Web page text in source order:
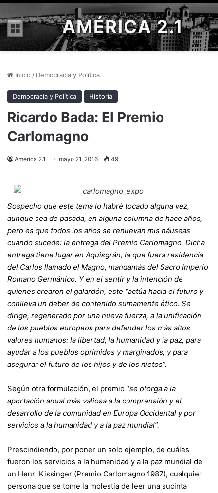
Menú AMÉRICA 2.1
Inicio / Democracia y Política
Democracia y Política Historia
Ricardo Bada: El Premio
Carlomagno
America 2.1 mayo 21, 2016 49
Sospecho que este tema lo habré tocado alguna vez,
aunque sea de pasada, en alguna columna de hace años,
pero es que todos los años se renuevan mis náuseas
cuando sucede: la entrega del Premio Carlomagno. Dicha
entrega tiene lugar en Aquisgrán, la que fuera residencia
del Carlos llamado el Magno, mandamás del Sacro Imperio
Romano Germánico. Y en el sentir y la intención de
quienes crearon el galardón, este “actúa hacia el futuro y
conlleva un deber de contenido sumamente ético. Se
dirige, regenerado por una nueva fuerza, a la unificación
de los pueblos europeos para defender los más altos
valores humanos: la libertad, la humanidad y la paz, para
ayudar a los pueblos oprimidos y marginados, y para
asegurar el futuro de los hijos y de los nietos”.
Según otra formulación, el premio “se otorga a la
aportación anual más valiosa a la comprensión y el
desarrollo de la comunidad en Europa Occidental y por
servicios a la humanidad y a la paz mundial”.
Prescindiendo, por poner un solo ejemplo, de cuáles
fueron los servicios a la humanidad y a la paz mundial de
un Henri Kissinger (Premio Carlomagno 1987), cualquier
persona que se tome la molestia de leer una sucinta